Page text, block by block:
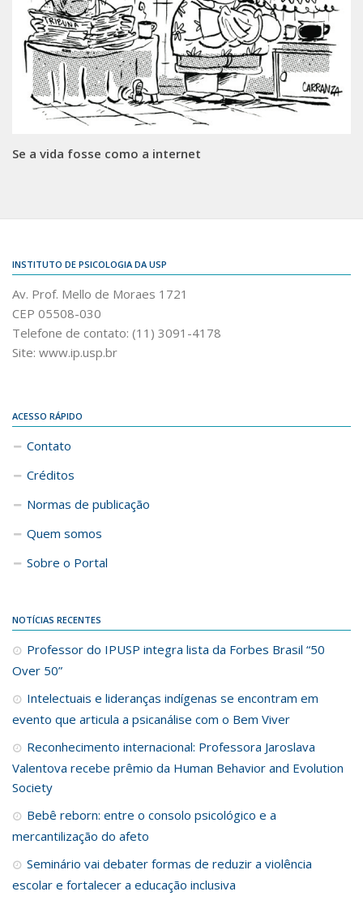
Se a vida fosse como a internet
INSTITUTO DE PSICOLOGIA DA USP
Av. Prof. Mello de Moraes 1721
CEP 05508-030
Telefone de contato: (11) 3091-4178
Site: www.ip.usp.br
ACESSO RÁPIDO
Contato
Créditos
Normas de publicação
Quem somos
Sobre o Portal
NOTÍCIAS RECENTES
Professor do IPUSP integra lista da Forbes Brasil “50
Over 50”
Intelectuais e lideranças indígenas se encontram em
evento que articula a psicanálise com o Bem Viver
Reconhecimento internacional: Professora Jaroslava
Valentova recebe prêmio da Human Behavior and Evolution
Society
Bebê reborn: entre o consolo psicológico e a
mercantilização do afeto
Seminário vai debater formas de reduzir a violência
escolar e fortalecer a educação inclusiva